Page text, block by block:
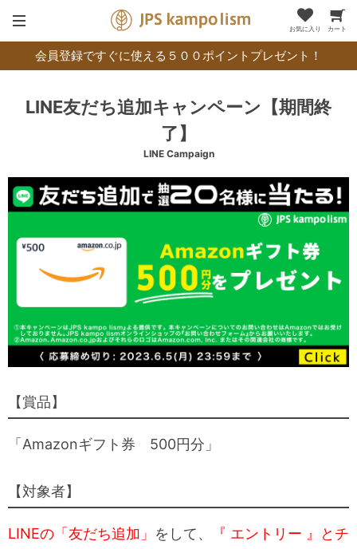
お気に入り カート
会員登録ですぐに使える５００ポイントプレゼント！
LINE友だち追加キャンペーン【期間終
了】
LINE Campaign
【賞品】
「Amazonギフト券 500円分」
【対象者】
LINEの「友だち追加」 をして、
『 エントリー 』とチ